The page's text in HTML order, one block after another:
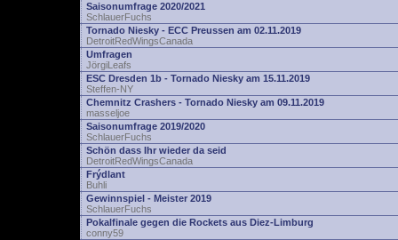
Saisonumfrage 2020/2021
SchlauerFuchs
Tornado Niesky - ECC Preussen am 02.11.2019
DetroitRedWingsCanada
Umfragen
JörgiLeafs
ESC Dresden 1b - Tornado Niesky am 15.11.2019
Steffen-NY
Chemnitz Crashers - Tornado Niesky am 09.11.2019
masseljoe
Saisonumfrage 2019/2020
SchlauerFuchs
Schön dass Ihr wieder da seid
DetroitRedWingsCanada
Frýdlant
Buhli
Gewinnspiel - Meister 2019
SchlauerFuchs
Pokalfinale gegen die Rockets aus Diez-Limburg
conny59